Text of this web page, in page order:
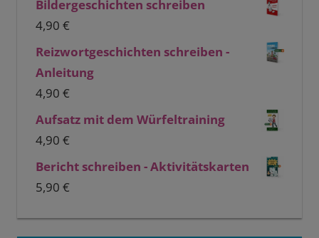
Bildergeschichten schreiben
4,90 €
Reizwortgeschichten schreiben -
Anleitung
4,90 €
Aufsatz mit dem Würfeltraining
4,90 €
Bericht schreiben - Aktivitätskarten
5,90 €